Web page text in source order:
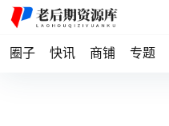
圈子 快讯 商铺 专题